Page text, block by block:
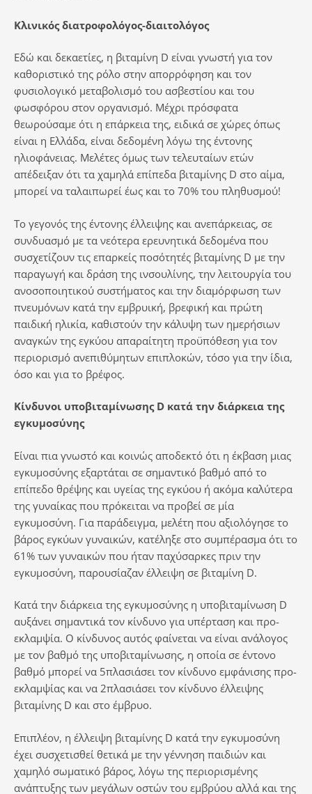
Κλινικός διατροφολόγος-διαιτολόγος
Εδώ και δεκαετίες, η βιταμίνη D είναι γνωστή για τον
καθοριστικό της ρόλο στην απορρόφηση και τον
φυσιολογικό μεταβολισμό του ασβεστίου και του
φωσφόρου στον οργανισμό. Μέχρι πρόσφατα
θεωρούσαμε ότι η επάρκεια της, ειδικά σε χώρες όπως
είναι η Ελλάδα, είναι δεδομένη λόγω της έντονης
ηλιοφάνειας. Μελέτες όμως των τελευταίων ετών
απέδειξαν ότι τα χαμηλά επίπεδα βιταμίνης D στο αίμα,
μπορεί να ταλαιπωρεί έως και το 70% του πληθυσμού!
Το γεγονός της έντονης έλλειψης και ανεπάρκειας, σε
συνδυασμό με τα νεότερα ερευνητικά δεδομένα που
συσχετίζουν τις επαρκείς ποσότητές βιταμίνης D με την
παραγωγή και δράση της ινσουλίνης, την λειτουργία του
ανοσοποιητικού συστήματος και την διαμόρφωση των
πνευμόνων κατά την εμβρυική, βρεφική και πρώτη
παιδική ηλικία, καθιστούν την κάλυψη των ημερήσιων
αναγκών της εγκύου απαραίτητη προϋπόθεση για τον
περιορισμό ανεπιθύμητων επιπλοκών, τόσο για την ίδια,
όσο και για το βρέφος.
Κίνδυνοι υποβιταμίνωσης D κατά την διάρκεια της
εγκυμοσύνης
Είναι πια γνωστό και κοινώς αποδεκτό ότι η έκβαση μιας
εγκυμοσύνης εξαρτάται σε σημαντικό βαθμό από το
επίπεδο θρέψης και υγείας της εγκύου ή ακόμα καλύτερα
της γυναίκας που πρόκειται να προβεί σε μία
εγκυμοσύνη. Για παράδειγμα, μελέτη που αξιολόγησε το
βάρος εγκύων γυναικών, κατέληξε στο συμπέρασμα ότι το
61% των γυναικών που ήταν παχύσαρκες πριν την
εγκυμοσύνη, παρουσίαζαν έλλειψη σε βιταμίνη D.
Κατά την διάρκεια της εγκυμοσύνης η υποβιταμίνωση D
αυξάνει σημαντικά τον κίνδυνο για υπέρταση και προ-
εκλαμψία. Ο κίνδυνος αυτός φαίνεται να είναι ανάλογος
με τον βαθμό της υποβιταμίνωσης, η οποία σε έντονο
βαθμό μπορεί να 5πλασιάσει τον κίνδυνο εμφάνισης προ-
εκλαμψίας και να 2πλασιάσει τον κίνδυνο έλλειψης
βιταμίνης D και στο έμβρυο.
Επιπλέον, η έλλειψη βιταμίνης D κατά την εγκυμοσύνη
έχει συσχετισθεί θετικά με την γέννηση παιδιών και
χαμηλό σωματικό βάρος, λόγω της περιορισμένης
ανάπτυξης των μεγάλων οστών του εμβρύου αλλά και της